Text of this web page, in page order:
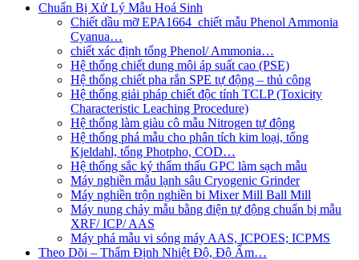
Chuẩn Bị Xử Lý Mẫu Hoá Sinh
Chiết dầu mỡ EPA1664_chiết mẫu Phenol Ammonia
Cyanua…
chiết xác định tổng Phenol/ Ammonia…
Hệ thống chiết dung môi áp suất cao (PSE)
Hệ thống chiết pha rắn SPE tự động – thủ công
Hệ thống giải pháp chiết độc tính TCLP (Toxicity
Characteristic Leaching Procedure)
Hệ thống làm giàu cô mẫu Nitrogen tự động
Hệ thống phá mẫu cho phân tích kim loại, tổng
Kjeldahl, tổng Photpho, COD…
Hệ thống sắc ký thẩm thấu GPC làm sạch mẫu
Máy nghiền mẫu lạnh sâu Cryogenic Grinder
Máy nghiền trộn nghiền bi Mixer Mill Ball Mill
Máy nung chảy mẫu bằng điện tự động chuẩn bị mẫu
XRF/ ICP/ AAS
Máy phá mẫu vi sóng máy AAS, ICPOES; ICPMS
Theo Dõi – Thẩm Định Nhiệt Độ, Độ Ẩm…